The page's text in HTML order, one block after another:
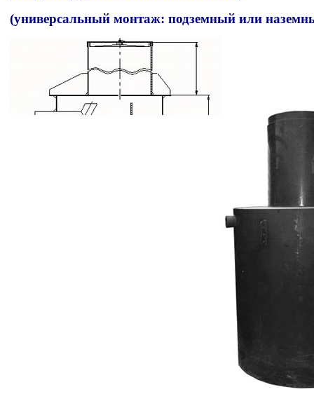
(универсальный монтаж: подземный или